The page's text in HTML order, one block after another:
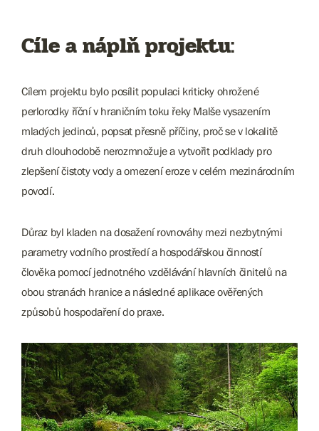
Cíle a náplň projektu:
Cílem projektu bylo posílit populaci kriticky ohrožené
perlorodky říční v hraničním toku řeky Malše vysazením
mladých jedinců, popsat přesně příčiny, proč se v lokalitě
druh dlouhodobě nerozmnožuje a vytvořit podklady pro
zlepšení čistoty vody a omezení eroze v celém mezinárodním
povodí.
Důraz byl kladen na dosažení rovnováhy mezi nezbytnými
parametry vodního prostředí a hospodářskou činností
člověka pomocí jednotného vzdělávání hlavních činitelů na
obou stranách hranice a následné aplikace ověřených
způsobů hospodaření do praxe.